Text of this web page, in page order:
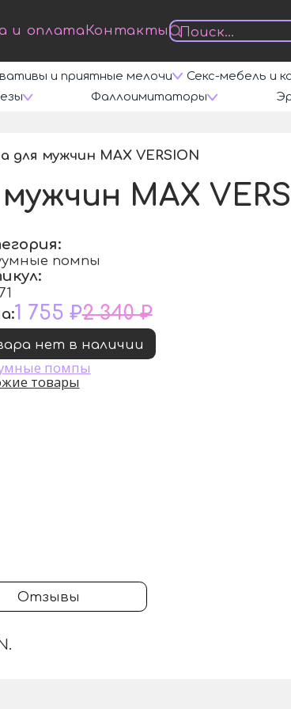
и оплата Контакты
и приятные мелочи Секс-мебель и
Фаллоимитаторы
для мужчин MAX VERSION
MAX
помпы
1 755 ₽2 340 ₽
нет в наличии
помпы
товары
Отзывы